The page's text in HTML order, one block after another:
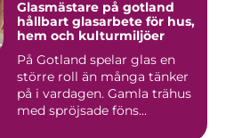
Glasmästare på gotland
hållbart glasarbete för hus,
hem och kulturmiljöer
På Gotland spelar glas en
större roll än många tänker
på i vardagen. Gamla trähus
med spröjsade föns...